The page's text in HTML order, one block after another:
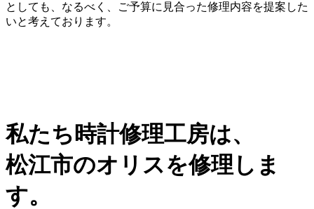
としても、なるべく、ご予算に見合った修理内容を提案した
いと考えております。
私たち時計修理工房は、
松江市のオリスを修理しま
す。